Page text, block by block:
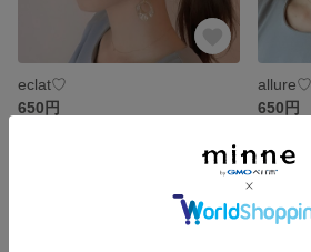
eclat♡
650円
allure♡
650円